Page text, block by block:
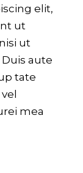
elit,
ut
ut
aute
tate
mea